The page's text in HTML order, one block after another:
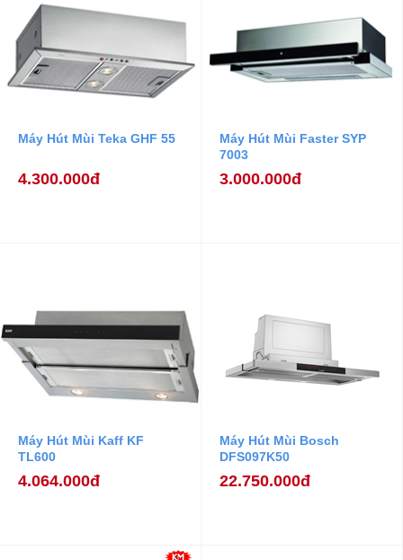
Máy Hút Mùi Teka GHF 55
4.300.000đ
Máy Hút Mùi Faster SYP
7003
3.000.000đ
Máy Hút Mùi Kaff KF
TL600
4.064.000đ
Máy Hút Mùi Bosch
DFS097K50
22.750.000đ